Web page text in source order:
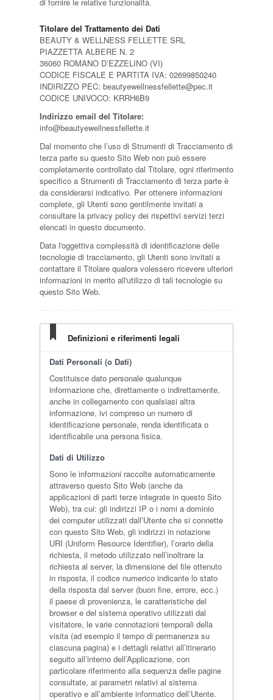
Titolare del Trattamento dei Dati
BEAUTY & WELLNESS FELLETTE SRL
PIAZZETTA ALBERE N. 2
36060 ROMANO D’EZZELINO (VI)
CODICE FISCALE E PARTITA IVA: 02699850240
INDIRIZZO PEC: beautyewellnessfellette@pec.it
CODICE UNIVOCO: KRRH6B9
Indirizzo email del Titolare:
info@beautyewellnessfellette.it
Dal momento che l’uso di Strumenti di Tracciamento di
terza parte su questo Sito Web non può essere
completamente controllato dal Titolare, ogni riferimento
specifico a Strumenti di Tracciamento di terza parte è
da considerarsi indicativo. Per ottenere informazioni
complete, gli Utenti sono gentilmente invitati a
consultare la privacy policy dei rispettivi servizi terzi
elencati in questo documento.
Data l'oggettiva complessità di identificazione delle
tecnologie di tracciamento, gli Utenti sono invitati a
contattare il Titolare qualora volessero ricevere ulteriori
informazioni in merito all'utilizzo di tali tecnologie su
questo Sito Web.
Definizioni e riferimenti legali
Dati Personali (o Dati)
Costituisce dato personale qualunque
informazione che, direttamente o indirettamente,
anche in collegamento con qualsiasi altra
informazione, ivi compreso un numero di
identificazione personale, renda identificata o
identificabile una persona fisica.
Dati di Utilizzo
Sono le informazioni raccolte automaticamente
attraverso questo Sito Web (anche da
applicazioni di parti terze integrate in questo Sito
Web), tra cui: gli indirizzi IP o i nomi a dominio
dei computer utilizzati dall’Utente che si connette
con questo Sito Web, gli indirizzi in notazione
URI (Uniform Resource Identifier), l’orario della
richiesta, il metodo utilizzato nell’inoltrare la
richiesta al server, la dimensione del file ottenuto
in risposta, il codice numerico indicante lo stato
della risposta dal server (buon fine, errore, ecc.)
il paese di provenienza, le caratteristiche del
browser e del sistema operativo utilizzati dal
visitatore, le varie connotazioni temporali della
visita (ad esempio il tempo di permanenza su
ciascuna pagina) e i dettagli relativi all’itinerario
seguito all’interno dell’Applicazione, con
particolare riferimento alla sequenza delle pagine
consultate, ai parametri relativi al sistema
operativo e all’ambiente informatico dell’Utente.